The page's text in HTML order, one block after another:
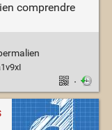
comprendre
·